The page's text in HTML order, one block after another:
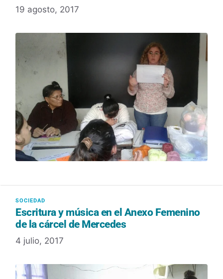
19 agosto, 2017
Escritura y música en el Anexo Femenino
de la cárcel de Mercedes
4 julio, 2017